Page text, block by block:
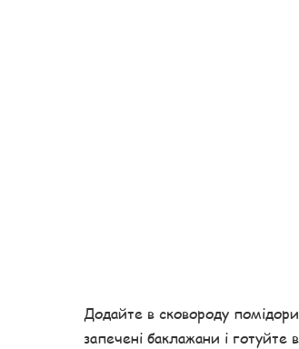
Додайте в сковороду
запечені баклажани і